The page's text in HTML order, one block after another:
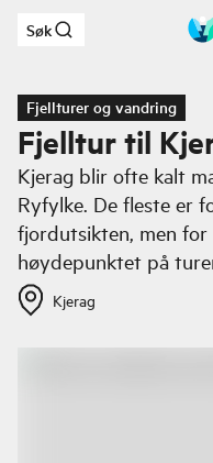
Hopp til hovedinnhold
Søk
Fjellturer og vandring
Fjelltur til
Kjerag blir ofte kalt
Ryfylke. De fleste er
fjordutsikten, men for
høydepunktet på
Kjerag